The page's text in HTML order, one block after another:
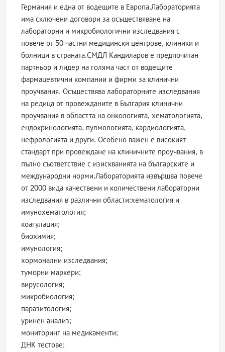
Германия и една от водещите в Европа.Лабораторията
има сключени договори за осъществяване на
лабораторни и микробиологични изследвания с
повече от 50 частни медицински центрове, клиники и
болници в страната.СМДЛ Кандиларов е предпочитан
партньор и лидер на голяма част от водещите
фармацевтични компании и фирми за клинични
проучвания. Осъществява лабораторните изследвания
на редица от провежданите в България клинични
проучвания в областта на онкологията, хематологията,
ендокринологията, пулмологията, кардиологията,
нефрологията и други. Особено важен е високият
стандарт при провеждане на клиничните проучвания, в
пълно съответствие с изискванията на българските и
международни норми.Лабораторията извършва повече
от 2000 вида качествени и количествени лабораторни
изследвания в различни области:хематология и
имунохематология;
коагулация;
биохимия;
имунология;
хормонални изследвания;
туморни маркери;
вирусология;
микробиология;
паразитология;
уринен анализ;
мониторинг на медикаменти;
ДНК тестове;